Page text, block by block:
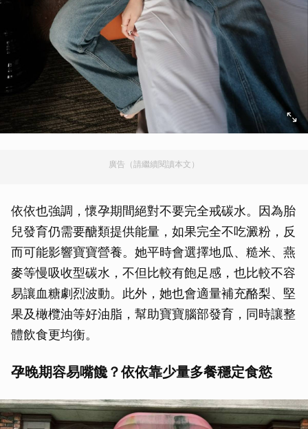
廣告（請繼續閱讀本文）
依依也強調，懷孕期間絕對不要完全戒碳水。因為胎
兒發育仍需要醣類提供能量，如果完全不吃澱粉，反
而可能影響寶寶營養。她平時會選擇地瓜、糙米、燕
麥等慢吸收型碳水，不但比較有飽足感，也比較不容
易讓血糖劇烈波動。此外，她也會適量補充酪梨、堅
果及橄欖油等好油脂，幫助寶寶腦部發育，同時讓整
體飲食更均衡。
孕晚期容易嘴饞？依依靠少量多餐穩定食慾